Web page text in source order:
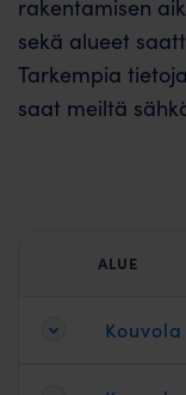
rakentamisen
sekä alueet
Tarkempia
saat meiltä
ALUE
Kouvola